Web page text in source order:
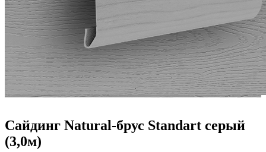
Сайдинг Natural-брус Standart серый
(3,0м)